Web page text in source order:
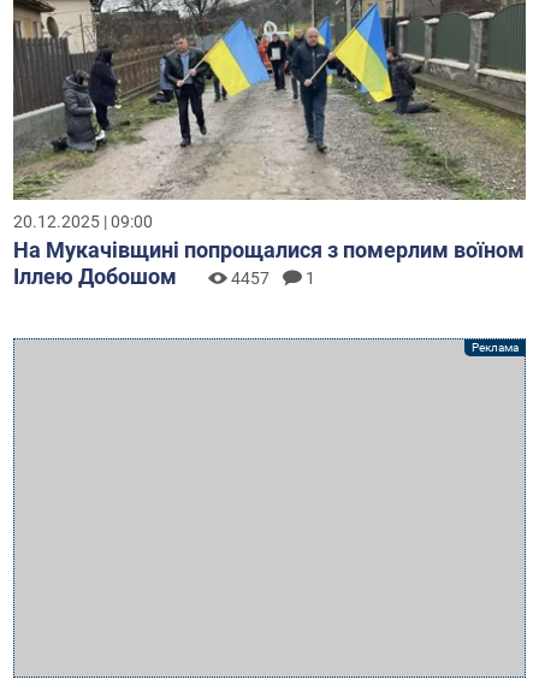
20.12.2025 | 09:00
На Мукачівщині попрощалися з померлим воїном
Іллею Добошом
4457 1